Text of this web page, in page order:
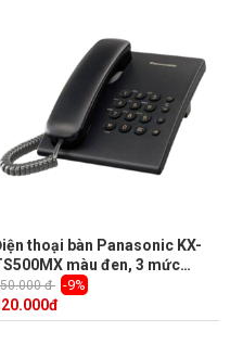
thoại bàn Panasonic KX-
màu đen, 3 mức
chỉnh tăng, giảm âm
và chuông
đ -9%
đ